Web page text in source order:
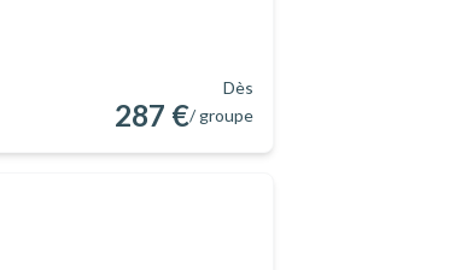
Dès
287 €/ groupe